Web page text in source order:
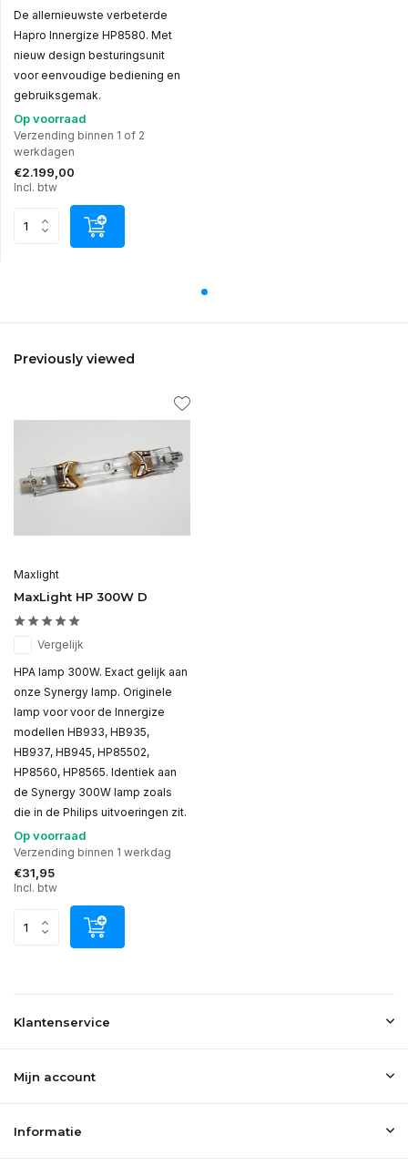
De allernieuwste verbeterde
Hapro Innergize HP8580. Met
nieuw design besturingsunit
voor eenvoudige bediening en
gebruiksgemak.
Op voorraad
Verzending binnen 1 of 2
werkdagen
€2.199,00
Incl. btw
Previously viewed
Maxlight
MaxLight HP 300W D
Vergelijk
HPA lamp 300W. Exact gelijk aan
onze Synergy lamp. Originele
lamp voor voor de Innergize
modellen HB933, HB935,
HB937, HB945, HP85502,
HP8560, HP8565. Identiek aan
de Synergy 300W lamp zoals
die in de Philips uitvoeringen zit.
Op voorraad
Verzending binnen 1 werkdag
€31,95
Incl. btw
Klantenservice
Mijn account
Informatie